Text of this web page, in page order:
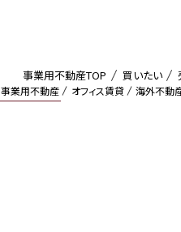
事業用不動産 オフィス賃貸 海外不動
事業用不動産TOP 買いたい